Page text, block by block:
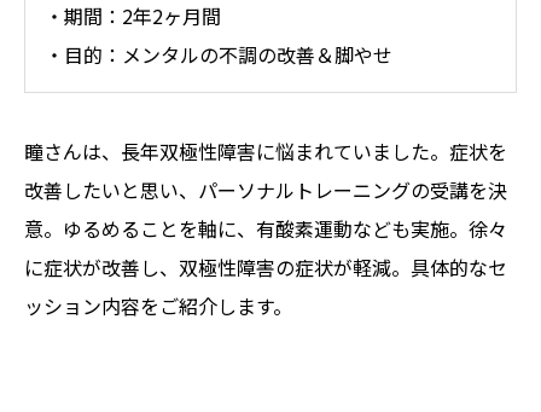
・期間：2年2ヶ月間
・目的：メンタルの不調の改善＆脚やせ
瞳さんは、長年双極性障害に悩まれていました。症状を
改善したいと思い、パーソナルトレーニングの受講を決
意。ゆるめることを軸に、有酸素運動なども実施。徐々
に症状が改善し、双極性障害の症状が軽減。具体的なセ
ッション内容をご紹介します。